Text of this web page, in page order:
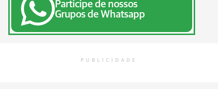
Participe de nossos
Grupos de Whatsapp
PUBLICIDADE